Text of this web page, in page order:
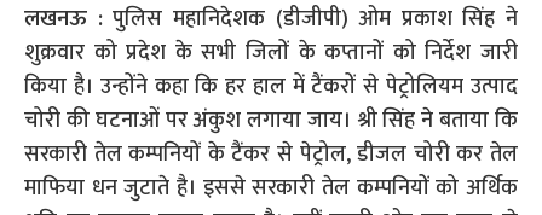
लखनऊ :पुलिस महानिदेशक (डीजीपी) ओम प्रकाश सिंह ने
शुक्रवार को प्रदेश के सभी जिलों के कप्तानों को निर्देश जारी
किया है। उन्होंने कहा कि हर हाल में टैंकरों से पेट्रोलियम उत्पाद
चोरी की घटनाओं पर अंकुश लगाया जाय। श्री सिंह ने बताया कि
सरकारी तेल कम्पनियों के टैंकर से पेट्रोल, डीजल चोरी कर तेल
माफिया धन जुटाते है। इससे सरकारी तेल कम्पनियों को अर्थिक